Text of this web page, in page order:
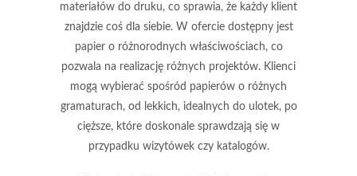
materiałów do druku, co sprawia, że każdy klient
znajdzie coś dla siebie. W ofercie dostępny jest
papiero różnorodnych właściwościach, co
pozwala na realizację różnych projektów. Klienci
mogą wybierać spośród papierów o różnych
gramaturach, od lekkich, idealnych do ulotek, po
cięższe, które doskonale sprawdzają się w
przypadku wizytówek czy katalogów.